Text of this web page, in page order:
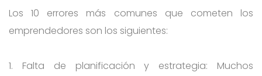
Los 10 errores más comunes que cometen los
emprendedores son los siguientes:
1. Falta de planificación y estrategia: Muchos